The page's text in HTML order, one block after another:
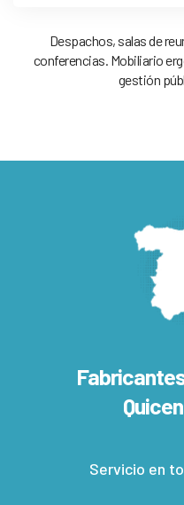
Despachos, salas de
conferencias. Mobiliario
gestión
Servicio en